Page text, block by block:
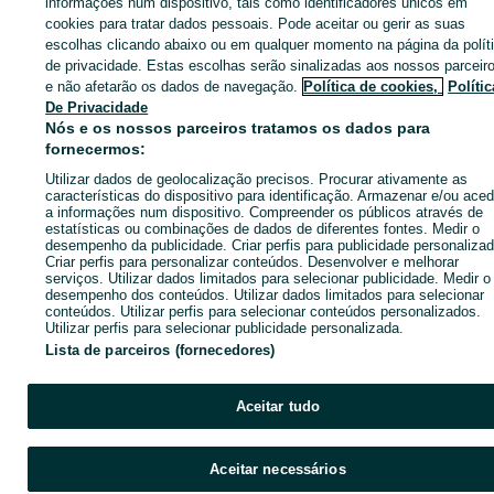
Vende-se - Leiria
Vende-se - Aguda
CATEGORIA
653361626 Cliques:
Ligar / SMS Enviar mensagem
cookies para tratar dados pessoais. Pode aceitar ou gerir as suas
escolhas clicando abaixo ou em qualquer momento na página da
de privacidade. Estas escolhas serão sinalizadas aos nossos
e não afetarão os dados de navegação. Política de cookies,
De Privacidade
Nós e os nossos parceiros tratamos os dados para
fornecermos:
Utilizar dados de geolocalização precisos. Procurar ativamente as
características do dispositivo para identificação. Armazenar e/ou
a informações num dispositivo. Compreender os públicos através de
estatísticas ou combinações de dados de diferentes fontes. Medir o
desempenho da publicidade. Criar perfis para publicidade
Criar perfis para personalizar conteúdos. Desenvolver e melhorar
serviços. Utilizar dados limitados para selecionar publicidade. Medir o
desempenho dos conteúdos. Utilizar dados limitados para selecionar
conteúdos. Utilizar perfis para selecionar conteúdos personalizados.
Utilizar perfis para selecionar publicidade personalizada.
Lista de parceiros (fornecedores)
Aceitar tudo
Aceitar necessários